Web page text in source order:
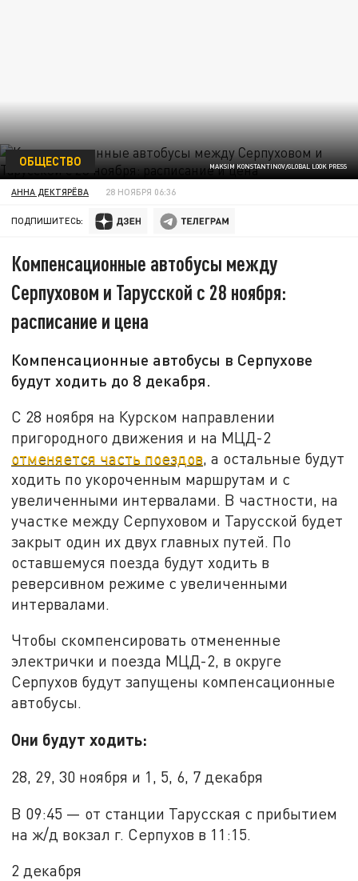
MAKSIM KONSTANTINOV/GLOBAL LOOK PRESS
ОБЩЕСТВО
АННА ДЕКТЯРЁВА 28 НОЯБРЯ 06:36
ПОДПИШИТЕСЬ:
Компенсационные автобусы между
Серпуховом и Тарусской с 28 ноября:
расписание и цена
Компенсационные автобусы в Серпухове
будут ходить до 8 декабря.
С 28 ноября на Курском направлении
пригородного движения и на МЦД-2
отменяется часть поездов, а остальные будут
ходить по укороченным маршрутам и с
увеличенными интервалами. В частности, на
участке между Серпуховом и Тарусской будет
закрыт один их двух главных путей. По
оставшемуся поезда будут ходить в
реверсивном режиме с увеличенными
интервалами.
Чтобы скомпенсировать отмененные
электрички и поезда МЦД-2, в округе
Серпухов будут запущены компенсационные
автобусы.
Они будут ходить:
28, 29, 30 ноября и 1, 5, 6, 7 декабря
В 09:45 — от станции Тарусская с прибытием
на ж/д вокзал г. Серпухов в 11:15.
2 декабря